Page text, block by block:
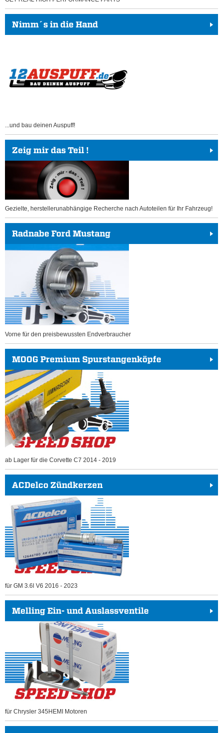
Nimm´s in die Hand
...und bau deinen Auspuff!
Zeig mir das Teil !
Gezielte, herstellerunabhängige Recherche nach Autoteilen für Ihr Fahrzeug!
Radnabe Ford Mustang
Vorne für den preisbewussten Endverbraucher
MOOG Premium Spurstangenköpfe
ab Lager für die Corvette C7 2014 - 2019
ACDelco Zündkerzen
für GM 3.6l V6 2016 - 2023
Melling Ein- und Auslassventile
für Chrysler 345HEMI Motoren